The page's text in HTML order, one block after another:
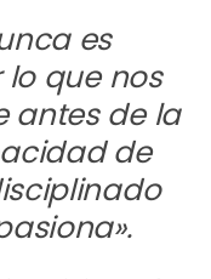
es
que nos
antes de la
de